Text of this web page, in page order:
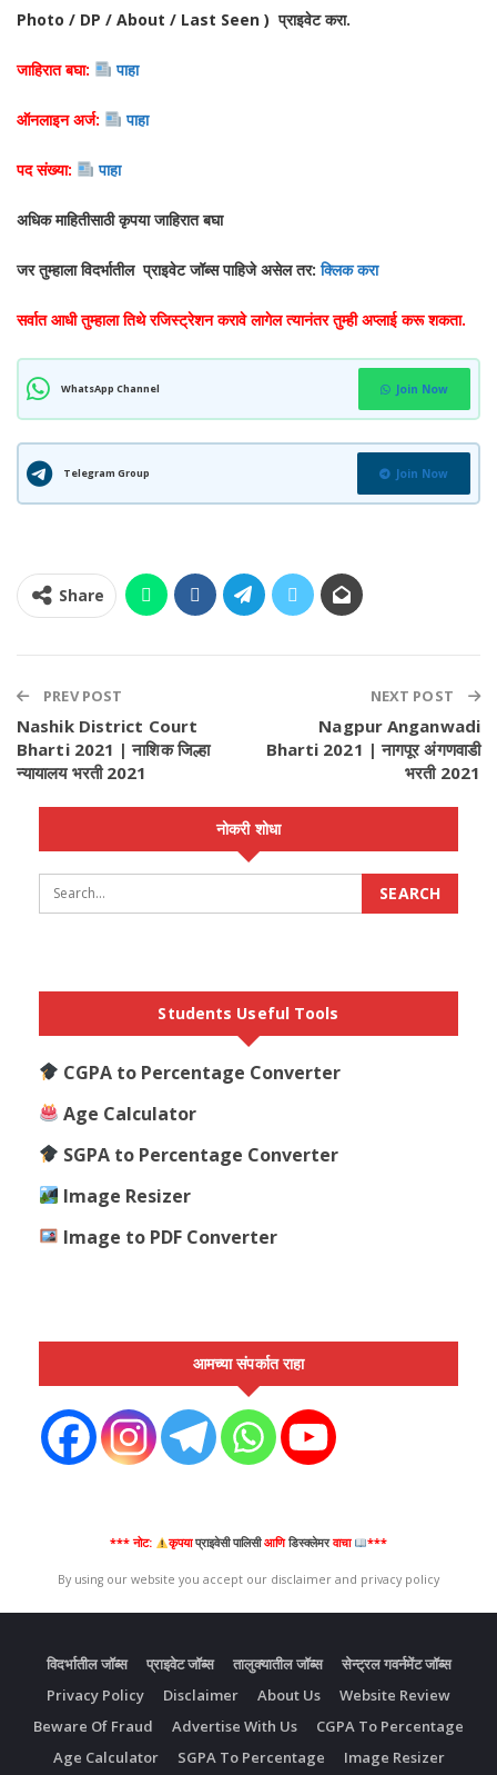
Photo / DP / About / Last Seen ) प्राइवेट करा.
जाहिरात बघा: पाहा
ऑनलाइन अर्ज: पाहा
पद संख्या: पाहा
अधिक माहितीसाठी कृपया जाहिरात बघा
जर तुम्हाला विदर्भातील प्राइवेट जॉब्स पाहिजे असेल तर:क्लिक करा
सर्वात आधी तुम्हाला तिथे रजिस्ट्रेशन करावे लागेल त्यानंतर तुम्ही अप्लाई करू शकता.
WhatsApp Channel Join Now
Telegram Group Join Now
Share
PREV POST
Nashik District Court
Bharti 2021 | नाशिक जिल्हा
न्यायालय भरती 2021
NEXT POST
Nagpur Anganwadi
Bharti 2021 | नागपूर अंगणवाडी
भरती 2021
नोकरी शोधा
Students Useful Tools
CGPA to Percentage Converter
Age Calculator
SGPA to Percentage Converter
Image Resizer
Image to PDF Converter
आमच्या संपर्कात राहा
*** नोट: कृपयाप्राइवेसी पालिसीआणिडिस्क्लेमर वाचा ***
By using our website you accept our disclaimer and privacy policy
विदर्भातील जॉब्स प्राइवेट जॉब्स तालुक्यातील जॉब्स
सेन्ट्रल गवर्नमेंट जॉब्स
Privacy Policy
Disclaimer About Us
Website Review
Beware Of Fraud
Advertise With Us
CGPA To Percentage
Age Calculator
SGPA To Percentage Image Resizer